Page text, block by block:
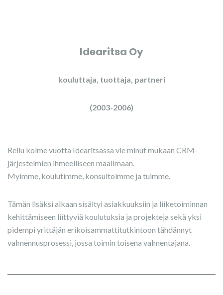
Idearitsa Oy
kouluttaja, tuottaja, partneri
(2003-2006)
Reilu kolme vuotta Idearitsassa vie minut mukaan CRM-
järjestelmien ihmeelliseen maailmaan.
Myimme, koulutimme, konsultoimme ja tuimme.
Tämän lisäksi aikaan sisältyi asiakkuuksiin ja liiketoiminnan
kehittämiseen liittyviä koulutuksia ja projekteja sekä yksi
pidempi yrittäjän erikoisammattitutkintoon tähdännyt
valmennusprosessi, jossa toimin toisena valmentajana.